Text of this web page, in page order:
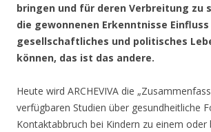
bringen und für deren Verbreitung zu
die gewonnenen Erkenntnisse
gesellschaftliches und politisches
können, das ist das andere.
Heute wird ARCHEVIVA die
verfügbaren Studien über gesundheitliche
Kontaktabbruch bei Kindern zu einem oder